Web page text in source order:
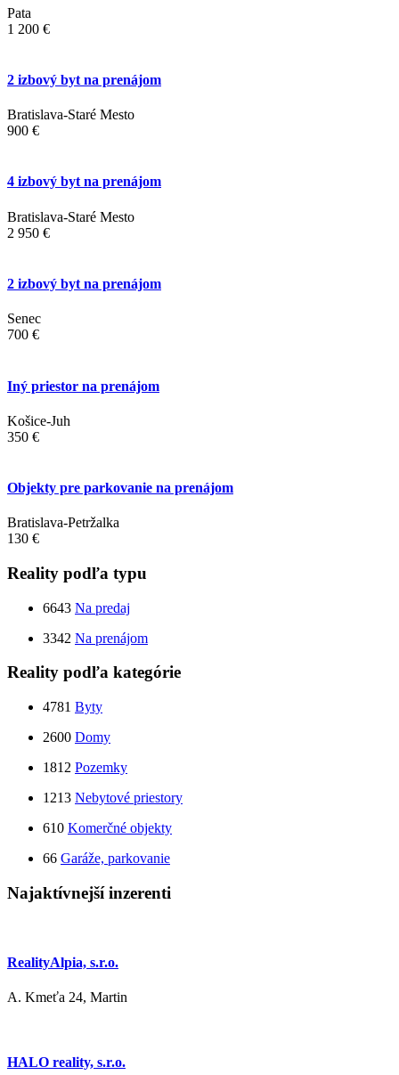
Pata
1 200 €
2 izbový byt na prenájom
Bratislava-Staré Mesto
900 €
4 izbový byt na prenájom
Bratislava-Staré Mesto
2 950 €
2 izbový byt na prenájom
Senec
700 €
Iný priestor na prenájom
Košice-Juh
350 €
Objekty pre parkovanie na prenájom
Bratislava-Petržalka
130 €
Reality podľa typu
6643 Na predaj
3342 Na prenájom
Reality podľa kategórie
4781 Byty
2600 Domy
1812 Pozemky
1213 Nebytové priestory
610 Komerčné objekty
66 Garáže, parkovanie
Najaktívnejší inzerenti
RealityAlpia, s.r.o.
A. Kmeťa 24, Martin
HALO reality, s.r.o.